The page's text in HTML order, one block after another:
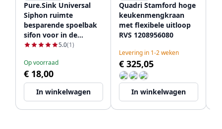
Pure.Sink Universal
Siphon ruimte
besparende spoelbak
sifon voor in de
keuken met 2
aansluitingen WSTSSI-
32
5.0(1)
Op voorraad
€ 18,00
In winkelwagen
Quadri Stamford hoge
keukenmengkraan
met flexibele uitloop
RVS 1208956080
Levering in 1-2 weken
€ 325,05
In winkelwagen